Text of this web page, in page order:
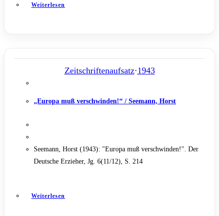
Weiterlesen
Zeitschriftenaufsatz·1943
„Europa muß verschwinden!“ / Seemann, Horst
Seemann, Horst (1943): "Europa muß verschwinden!". Der
Deutsche Erzieher, Jg. 6(11/12), S. 214
Weiterlesen